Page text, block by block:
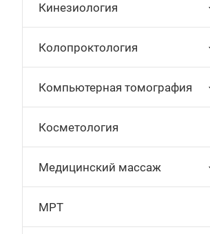
Кинезиология
Колопроктология
Компьютерная томография
Косметология
Медицинский массаж
МРТ